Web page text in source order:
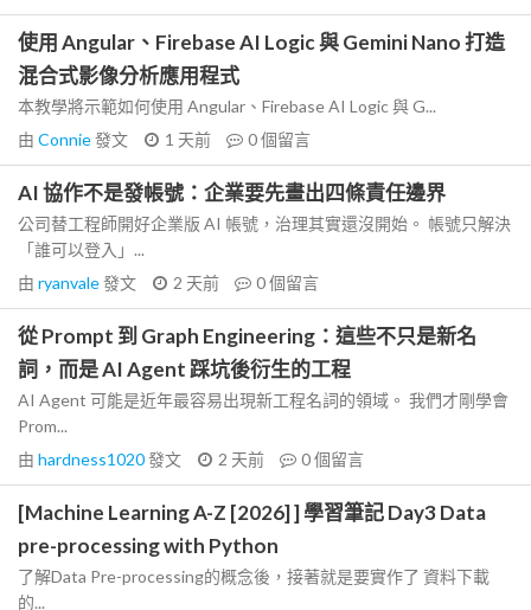
使用 Angular、Firebase AI Logic 與 Gemini Nano 打造
混合式影像分析應用程式
本教學將示範如何使用 Angular、Firebase AI Logic 與 G...
由 Connie發文 1 天前 0個留言
AI 協作不是發帳號：企業要先畫出四條責任邊界
公司替工程師開好企業版 AI 帳號，治理其實還沒開始。 帳號只解決
「誰可以登入」...
由 ryanvale發文 2 天前 0個留言
從 Prompt 到 Graph Engineering：這些不只是新名
詞，而是 AI Agent 踩坑後衍生的工程
AI Agent 可能是近年最容易出現新工程名詞的領域。 我們才剛學會
Prom...
由 hardness1020發文 2 天前 0個留言
[Machine Learning A-Z [2026] ] 學習筆記 Day3 Data
pre-processing with Python
了解Data Pre-processing的概念後，接著就是要實作了 資料下載
的...